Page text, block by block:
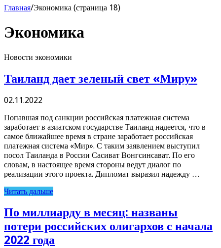
Главная/Экономика (страница 18)
Экономика
Новости экономики
Таиланд дает зеленый свет «Миру»
02.11.2022
Попавшая под санкции российская платежная система
заработает в азиатском государстве Таиланд надеется, что в
самое ближайшее время в стране заработает российская
платежная система «Мир». С таким заявлением выступил
посол Таиланда в России Сасиват Вонгсинсават. По его
словам, в настоящее время стороны ведут диалог по
реализации этого проекта. Дипломат выразил надежду …
Читать дальше
По миллиарду в месяц: названы
потери российских олигархов с начала
2022 года